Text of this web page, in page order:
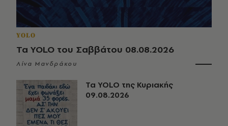
YOLO
Τα YOLO του Σαββάτου 08.08.2026
Λίνα Μανδράκου
Τα YOLO της Κυριακής
09.08.2026